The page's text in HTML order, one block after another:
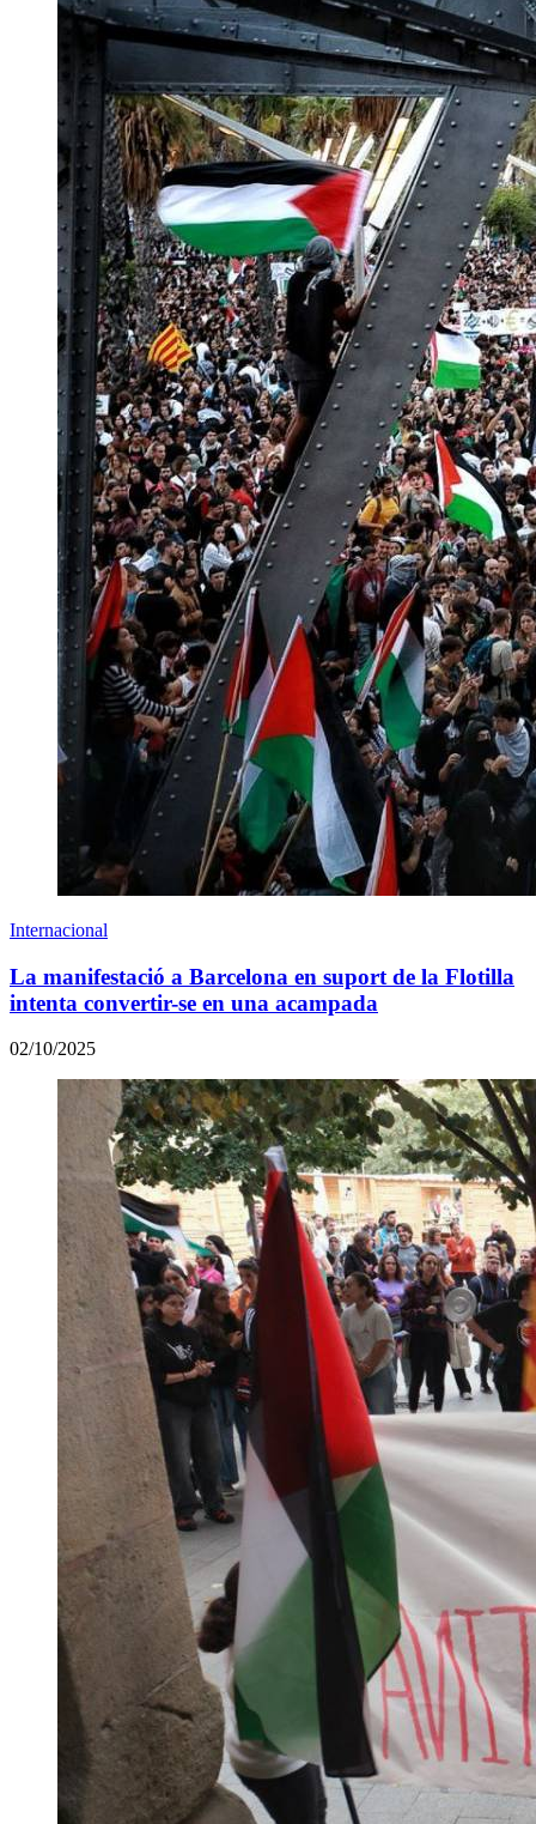
Internacional
La manifestació a Barcelona en suport de la Flotilla
intenta convertir-se en una acampada
02/10/2025